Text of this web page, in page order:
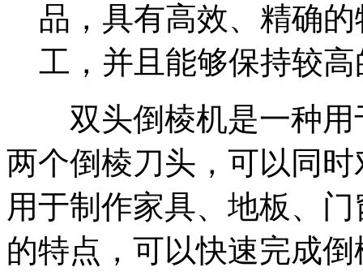
品，具有高效、精确
工，并且能够保持较
双头倒棱机是一种用
两个倒棱刀头，可以同
用于制作家具、地板、
的特点，可以快速完成